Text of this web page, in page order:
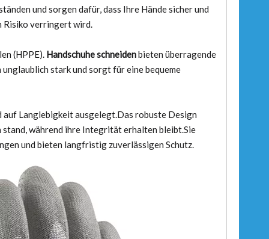
und sorgen dafür, dass Ihre Hände sicher und
Risiko verringert wird.
(HPPE). Handschuhe schneidenbieten überragende
stark und sorgt für eine bequeme
auf Langlebigkeit ausgelegt.Das robuste Design
während ihre Integrität erhalten bleibt.Sie
und bieten langfristig zuverlässigen Schutz.